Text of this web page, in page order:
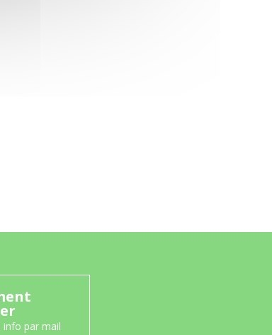
info par mail